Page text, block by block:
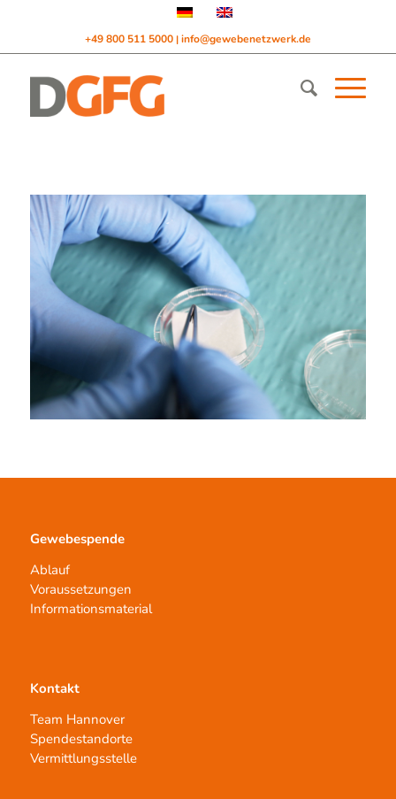
+49 800 511 5000 | info@gewebenetzwerk.de
Gewebespende
Ablauf
Voraussetzungen
Informationsmaterial
Kontakt
Team Hannover
Spendestandorte
Vermittlungsstelle